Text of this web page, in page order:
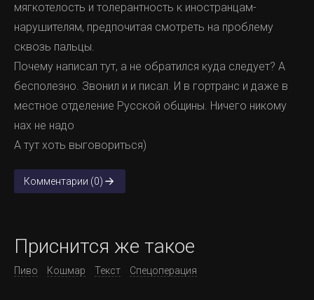
мягкотелость и толерантность к иностранцам-
нарушителям, предпочитая смотреть на проблему
сквозь пальцы.
Почему написал тут, а не обратился куда следует? А
бесполезно. Звонил и и писал. И в гортранс и даже в
местное отделение Русской общины. Ничего никому
нах не надо
А тут хоть выговориться)
Комментарии (0)
Приснится же такое
Пиво Кошмар Текст Спецоперация